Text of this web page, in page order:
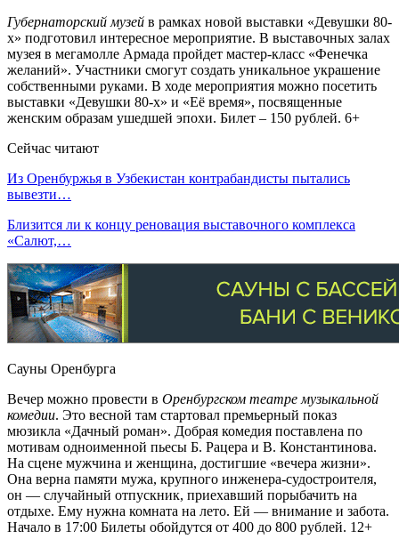
Губернаторский музей в рамках новой выставки «Девушки 80-
х» подготовил интересное мероприятие. В выставочных залах
музея в мегамолле Армада пройдет мастер-класс «Фенечка
желаний». Участники смогут создать уникальное украшение
собственными руками. В ходе мероприятия можно посетить
выставки «Девушки 80-х» и «Её время», посвященные
женским образам ушедшей эпохи. Билет – 150 рублей. 6+
Сейчас читают
Из Оренбуржья в Узбекистан контрабандисты пытались
вывезти…
Близится ли к концу реновация выставочного комплекса
«Салют,…
Сауны Оренбурга
Вечер можно провести в Оренбургском театре музыкальной
комедии. Это весной там стартовал премьерный показ
мюзикла «Дачный роман». Добрая комедия поставлена по
мотивам одноименной пьесы Б. Рацера и В. Константинова.
На сцене мужчина и женщина, достигшие «вечера жизни».
Она верна памяти мужа, крупного инженера-судостроителя,
он — случайный отпускник, приехавший порыбачить на
отдыхе. Ему нужна комната на лето. Ей — внимание и забота.
Начало в 17:00 Билеты обойдутся от 400 до 800 рублей. 12+